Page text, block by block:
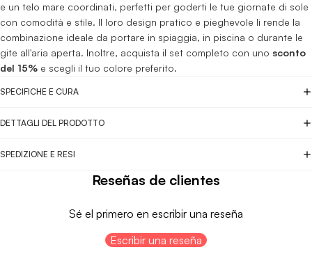
e un telo mare coordinati, perfetti per goderti le tue giornate di sole
con comodità e stile. Il loro design pratico e pieghevole li rende la
combinazione ideale da portare in spiaggia, in piscina o durante le
gite all'aria aperta. Inoltre, acquista il set completo con uno sconto
del 15% e scegli il tuo colore preferito.
SPECIFICHE E CURA
DETTAGLI DEL PRODOTTO
SPEDIZIONE E RESI
Reseñas de clientes
Sé el primero en escribir una reseña
Escribir una reseña